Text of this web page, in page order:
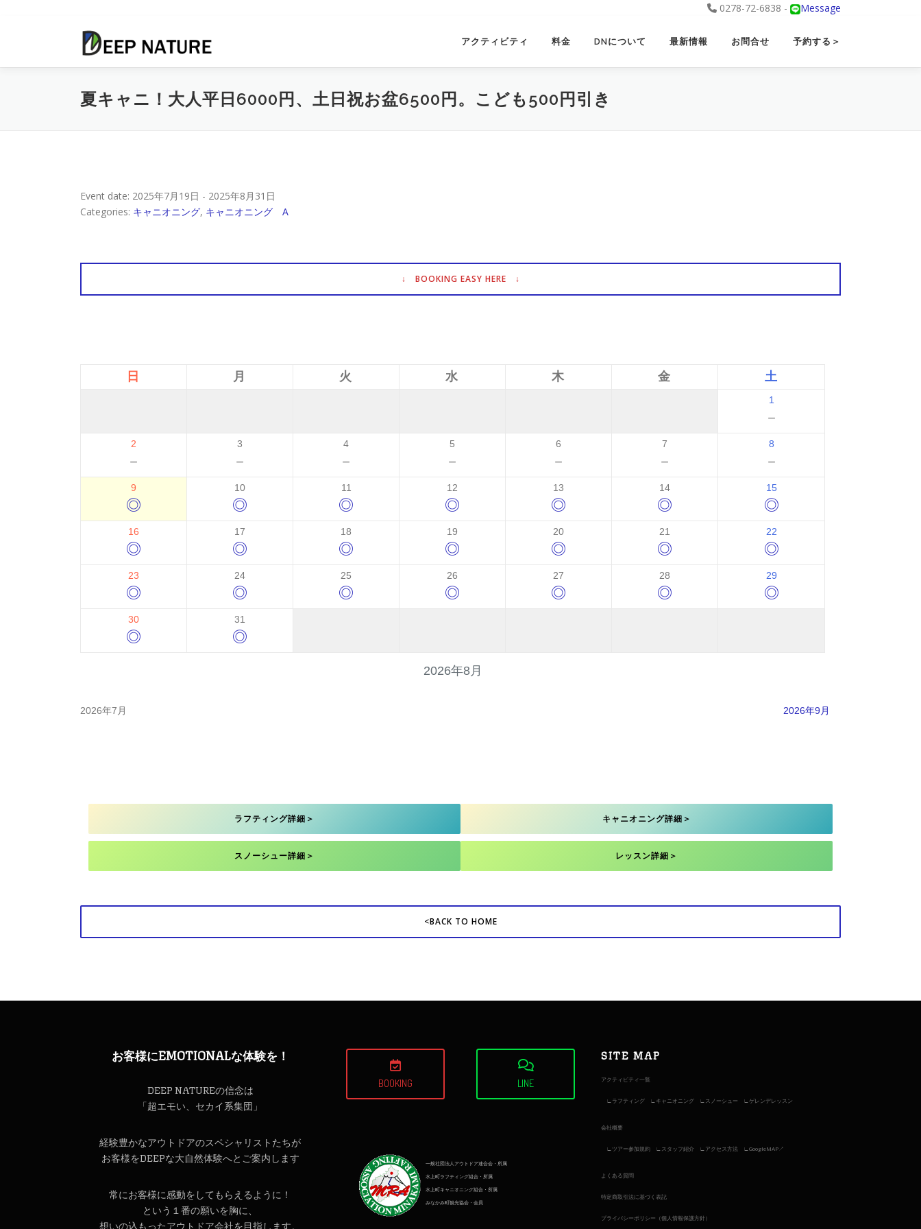
0278-72-6838 -
Message
ン
アクティビティ 料金 DNについて 最新情報 お問合せ 予約する＞
夏キャニ！大人平日6000円、土日祝お盆6500円。こども500円引き
Event date: 2025年7月19日 - 2025年8月31日
Categories: キャニオニング, キャニオニング A
↓ BOOKING EASY HERE ↓
2026年8月
日 月 火 水 木 金 土
1
－
2
－
3
－
4
－
5
－
6
－
7
－
8
－
9
◎
10
◎
11
◎
12
◎
13
◎
14
◎
15
◎
16
◎
17
◎
18
◎
19
◎
20
◎
21
◎
22
◎
23
◎
24
◎
25
◎
26
◎
27
◎
28
◎
29
◎
30
◎
31
◎
2026年7月 2026年9月
ラフティング詳細＞ キャニオニング詳細＞
スノーシュー詳細＞ レッスン詳細＞
<BACK TO HOME
お客様にEMOTIONALな体験を！
DEEP NATUREの信念は
「超エモい、セカイ系集団」
経験豊かなアウトドアのスペシャリストたちが
お客様をDEEPな大自然体験へとご案内します
常にお客様に感動をしてもらえるように！
という１番の願いを胸に、
想いの込もったアウトドア会社を目指します。
BOOKING LINE
一般社団法人アウトドア連合会・所属
水上町ラフティング組合・所属
水上町キャニオニング組合・所属
みなかみ町観光協会・会員
SITE MAP
アクティビティ一覧
ラフティング キャニオニング スノーシュー ゲレンデレッスン
会社概要
ツアー参加規約 スタッフ紹介 アクセス方法 GoogleMAP↗︎
よくある質問
特定商取引法に基づく表記
プライバシーポリシー（個人情報保護方針）